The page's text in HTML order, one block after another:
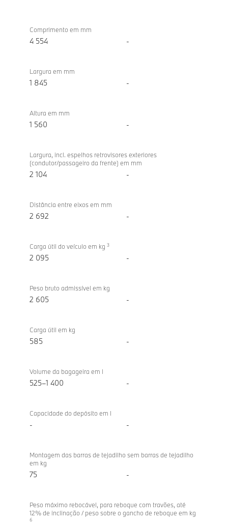
iX2
xDrive30
Comprimento em mm
4 554 -
Largura em mm
1 845 -
Altura em mm
1 560 -
Largura, incl. espelhos retrovisores exteriores
(condutor/passageiro da frente) em mm
2 104 -
Distância entre eixos em mm
2 692 -
Carga útil do veículo em kg 3
2 095 -
Peso bruto admissível em kg
2 605 -
Carga útil em kg
585 -
Volume da bagageira em l
525–1 400 -
Capacidade do depósito em l
- -
Montagem das barras de tejadilho sem barras de tejadilho
em kg
75 -
Peso máximo rebocável, para reboque com travões, até
12% de inclinação / peso sobre o gancho de reboque em kg
6